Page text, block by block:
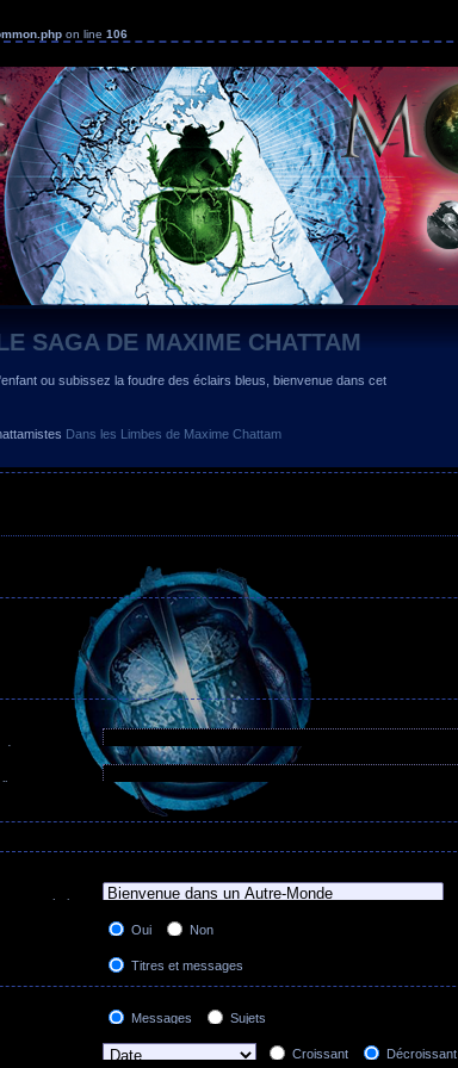
on line 106
SAGA DE MAXIME CHATTAM
ou subissez la foudre des éclairs bleus, bienvenue dans cet
Dans les Limbes de Maxime Chattam
devant un mot
des
un *
Rechercher tous les termes
Rechercher n’importe lequel de ces termes
souhaitez
Oui Non
Titres et messages
Messages uniquement
Titres uniquement
Messages Sujets
Croissant Décroissant